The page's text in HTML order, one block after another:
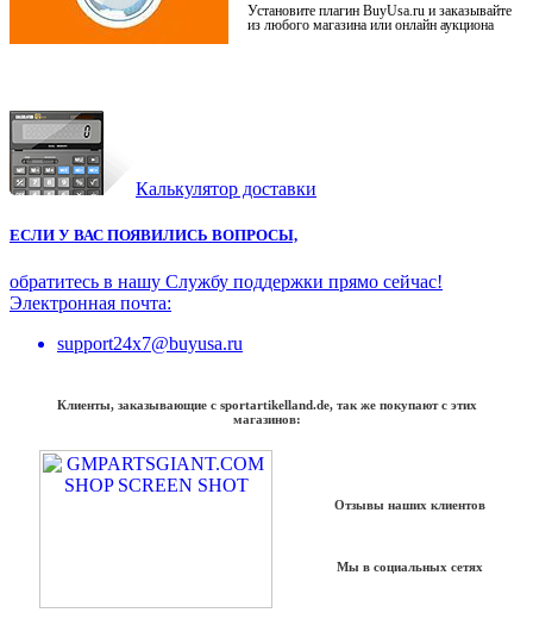
Установите плагин BuyUsa.ru и заказывайте
из любого магазина или онлайн аукциона
Калькулятор доставки
ЕСЛИ У ВАС ПОЯВИЛИСЬ ВОПРОСЫ,
обратитесь в нашу Службу поддержки прямо сейчас!
Электронная почта:
support24x7@buyusa.ru
Клиенты, заказывающие с sportartikelland.de, так же покупают с этих
магазинов:
Отзывы наших клиентов
Мы в социальных сетях